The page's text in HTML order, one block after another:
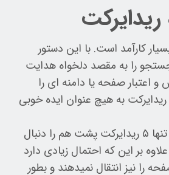
ابزاری بسیار کارآمد است. با این دستور
جستجو را به مقصد دلخواه هدایت
اعتبار صفحه یا دامنه ای را
ریدایرکت به هیچ عنوان ایده خوبی
گفته میشود که گوگل تنها ۵ ریدایرکت پشت هم را دنبال
بر این که احتمال زیادی دارد
را نیز انتقال نمیدهند و بطور